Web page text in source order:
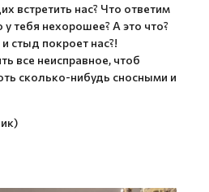
встретить нас? Что ответим
у тебя нехорошее? А это что?
стыд покроет нас?!
все неисправное, чтоб
сколько-нибудь сносными и